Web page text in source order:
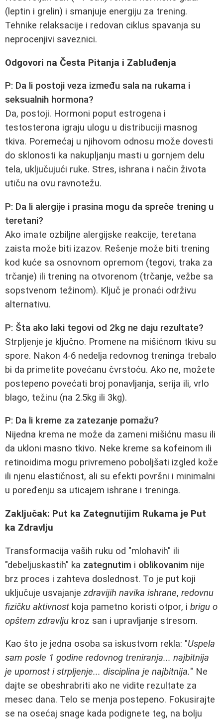
(leptin i grelin) i smanjuje energiju za trening.
Tehnike relaksacije i redovan ciklus spavanja su
neprocenjivi saveznici.
Odgovori na Česta Pitanja i Zabluđenja
P: Da li postoji veza između sala na rukama i
seksualnih hormona?
Da, postoji. Hormoni poput estrogena i
testosterona igraju ulogu u distribuciji masnog
tkiva. Poremećaj u njihovom odnosu može dovesti
do sklonosti ka nakupljanju masti u gornjem delu
tela, uključujući ruke. Stres, ishrana i način života
utiču na ovu ravnotežu.
P: Da li alergije i prasina mogu da spreče trening u
teretani?
Ako imate ozbiljne alergijske reakcije, teretana
zaista može biti izazov. Rešenje može biti trening
kod kuće sa osnovnom opremom (tegovi, traka za
trčanje) ili trening na otvorenom (trčanje, vežbe sa
sopstvenom težinom). Ključ je pronaći održivu
alternativu.
P: Šta ako laki tegovi od 2kg ne daju rezultate?
Strpljenje je ključno. Promene na mišićnom tkivu su
spore. Nakon 4-6 nedelja redovnog treninga trebalo
bi da primetite povećanu čvrstoću. Ako ne, možete
postepeno povećati broj ponavljanja, serija ili, vrlo
blago, težinu (na 2.5kg ili 3kg).
P: Da li kreme za zatezanje pomažu?
Nijedna krema ne može da zameni mišićnu masu ili
da ukloni masno tkivo. Neke kreme sa kofeinom ili
retinoidima mogu privremeno poboljšati izgled kože
ili njenu elastičnost, ali su efekti površni i minimalni
u poređenju sa uticajem ishrane i treninga.
Zaključak: Put ka Zategnutijim Rukama je Put
ka Zdravlju
Transformacija vaših ruku od "mlohavih" ili
"debeljuskastih" ka zategnutim i oblikovanim nije
brz proces i zahteva doslednost. To je put koji
uključuje usvajanje zdravijih navika ishrane, redovnu
fizičku aktivnost koja pametno koristi otpor, i brigu o
opštem zdravlju kroz san i upravljanje stresom.
Kao što je jedna osoba sa iskustvom rekla: "Uspela
sam posle 1 godine redovnog treniranja... najbitnija
je upornost i strpljenje... disciplina je najbitnija." Ne
dajte se obeshrabriti ako ne vidite rezultate za
mesec dana. Telo se menja postepeno. Fokusirajte
se na osećaj snage kada podignete teg, na bolju